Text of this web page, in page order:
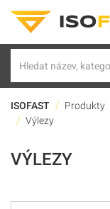
ISOFAST Produkty
Výlezy
VÝLEZY